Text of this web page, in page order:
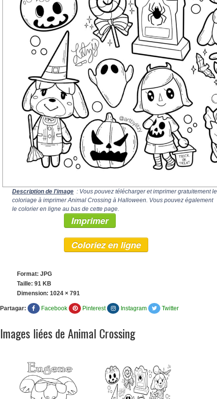
Description de l'image : Vous pouvez télécharger et imprimer gratuitement le
coloriage à imprimer Animal Crossing à Halloween. Vous pouvez également
le colorier en ligne au bas de cette page.
Imprimer
Coloriez en ligne
Format: JPG
Taille: 91 KB
Dimension: 1024 × 791
Partagar: Facebook Pinterest Instagram Twitter
Images liées de Animal Crossing